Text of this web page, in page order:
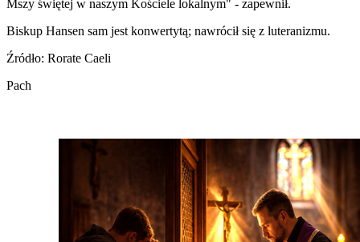
Mszy świętej w naszym Kościele lokalnym" - zapewnił.
Biskup Hansen sam jest konwertytą; nawrócił się z luteranizmu.
Źródło: Rorate Caeli
Pach